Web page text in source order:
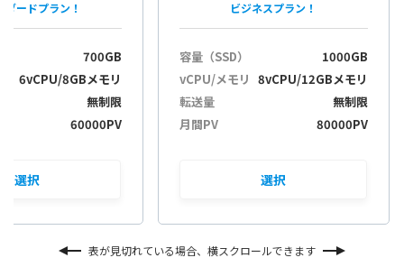
ダードプラン！
700GB
6vCPU/8GBメモリ
無制限
60000PV
選択
ビジネスプラン！
容量（SSD）
1000GB
vCPU/メモリ 8vCPU/12GBメモリ
転送量
無制限
月間PV
80000PV
選択
表が見切れている場合、横スクロールできます